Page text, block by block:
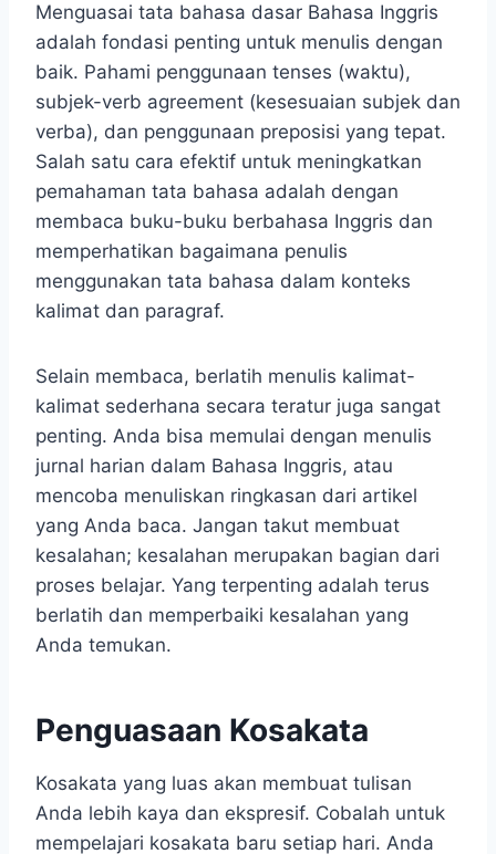
Menguasai tata bahasa dasar Bahasa Inggris
adalah fondasi penting untuk menulis dengan
baik. Pahami penggunaan tenses (waktu),
subjek-verb agreement (kesesuaian subjek dan
verba), dan penggunaan preposisi yang tepat.
Salah satu cara efektif untuk meningkatkan
pemahaman tata bahasa adalah dengan
membaca buku-buku berbahasa Inggris dan
memperhatikan bagaimana penulis
menggunakan tata bahasa dalam konteks
kalimat dan paragraf.
Selain membaca, berlatih menulis kalimat-
kalimat sederhana secara teratur juga sangat
penting. Anda bisa memulai dengan menulis
jurnal harian dalam Bahasa Inggris, atau
mencoba menuliskan ringkasan dari artikel
yang Anda baca. Jangan takut membuat
kesalahan; kesalahan merupakan bagian dari
proses belajar. Yang terpenting adalah terus
berlatih dan memperbaiki kesalahan yang
Anda temukan.
Penguasaan Kosakata
Kosakata yang luas akan membuat tulisan
Anda lebih kaya dan ekspresif. Cobalah untuk
mempelajari kosakata baru setiap hari. Anda